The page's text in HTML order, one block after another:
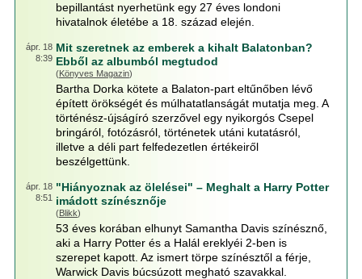
bepillantást nyerhetünk egy 27 éves londoni
hivatalnok életébe a 18. század elején.
ápr. 18
8:39
Mit szeretnek az emberek a kihalt Balatonban?
Ebből az albumból megtudod
(Könyves Magazin)
Bartha Dorka kötete a Balaton-part eltűnőben lévő
épített örökségét és múlhatatlanságát mutatja meg. A
történész-újságíró szerzővel egy nyikorgós Csepel
bringáról, fotózásról, történetek utáni kutatásról,
illetve a déli part felfedezetlen értékeiről
beszélgettünk.
ápr. 18
8:51
"Hiányoznak az ölelései" – Meghalt a Harry Potter
imádott színésznője
(Blikk)
53 éves korában elhunyt Samantha Davis színésznő,
aki a Harry Potter és a Halál ereklyéi 2-ben is
szerepet kapott. Az ismert törpe színésztől a férje,
Warwick Davis búcsúzott megható szavakkal.